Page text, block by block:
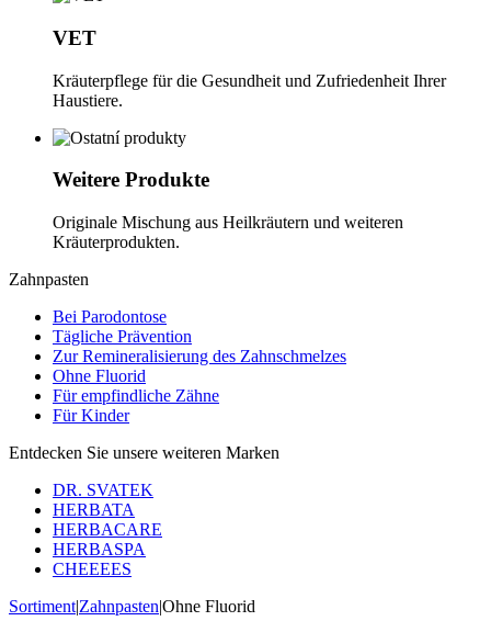
VET
Kräuterpflege für die Gesundheit und Zufriedenheit Ihrer
Haustiere.
Weitere Produkte
Originale Mischung aus Heilkräutern und weiteren
Kräuterprodukten.
Zahnpasten
Bei Parodontose
Tägliche Prävention
Zur Remineralisierung des Zahnschmelzes
Ohne Fluorid
Für empfindliche Zähne
Für Kinder
Entdecken Sie unsere weiteren Marken
DR. SVATEK
HERBATA
HERBACARE
HERBASPA
CHEEEES
Sortiment|Zahnpasten|Ohne Fluorid